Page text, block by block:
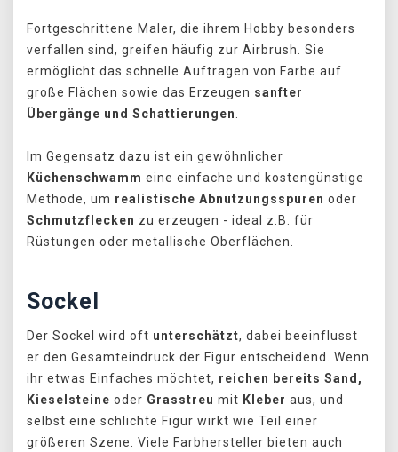
Fortgeschrittene Maler, die ihrem Hobby besonders
verfallen sind, greifen häufig zur Airbrush. Sie
ermöglicht das schnelle Auftragen von Farbe auf
große Flächen sowie das Erzeugen sanfter
Übergänge und Schattierungen.
Im Gegensatz dazu ist ein gewöhnlicher
Küchenschwamm eine einfache und kostengünstige
Methode, um realistische Abnutzungsspuren oder
Schmutzflecken zu erzeugen - ideal z.B. für
Rüstungen oder metallische Oberflächen.
Sockel
Der Sockel wird oft unterschätzt, dabei beeinflusst
er den Gesamteindruck der Figur entscheidend. Wenn
ihr etwas Einfaches möchtet, reichen bereits Sand,
Kieselsteine oder Grasstreu mit Kleber aus, und
selbst eine schlichte Figur wirkt wie Teil einer
größeren Szene. Viele Farbhersteller bieten auch